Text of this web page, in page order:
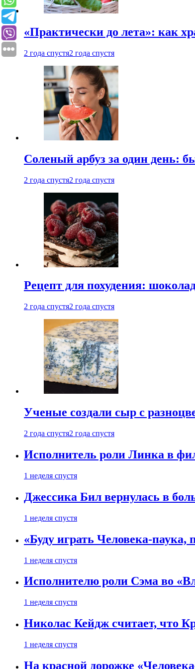
«Практически до лета»: как
2 года спустя2 года спустя
Соленый арбуз за один день:
2 года спустя2 года спустя
Рецепт для похудения:
2 года спустя2 года спустя
Ученые создали сыр с
2 года спустя2 года спустя
Исполнитель роли Линка в
1 неделя спустя
Джессика Бил вернулась в
1 неделя спустя
«Буду играть Человека-
1 неделя спустя
Исполнителю роли Сэма во
1 неделя спустя
Николас Кейдж считает, что
1 неделя спустя
На красной дорожке